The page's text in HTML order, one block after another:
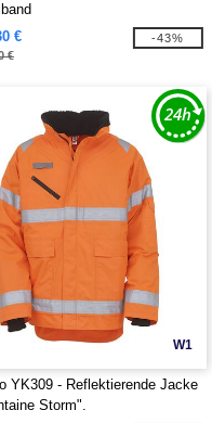
€
€
-43%
W1
YK309 - Reflektierende Jacke
Storm".